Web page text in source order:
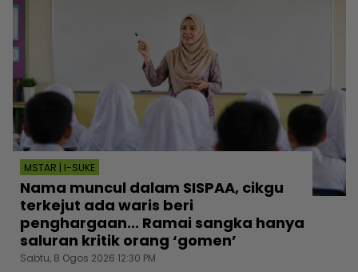
MSTAR | I-SUKE
Nama muncul dalam SISPAA, cikgu
terkejut ada waris beri
penghargaan... Ramai sangka hanya
saluran kritik orang ‘gomen’
Sabtu, 8 Ogos 2026 12:30 PM